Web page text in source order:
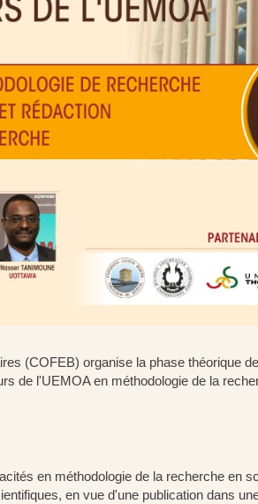
(COFEB) organise la phase théorique
de l'UEMOA en méthodologie de la
en méthodologie de la recherche en
en vue d'une publication dans